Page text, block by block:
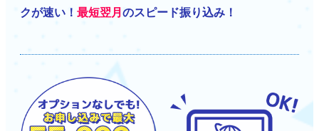
クが速い！ 最短翌月 のスピード振り込み！